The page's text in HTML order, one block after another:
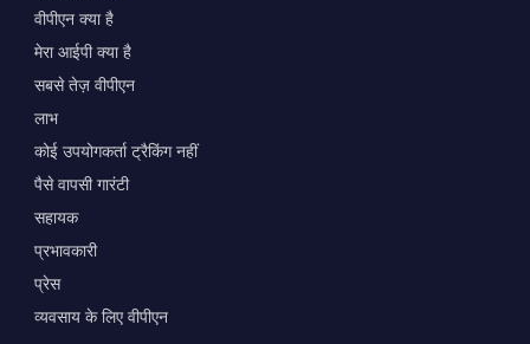
वीपीएन क्या है
मेरा आईपी क्या है
सबसे तेज़ वीपीएन
लाभ
कोई उपयोगकर्ता ट्रैकिंग नहीं
पैसे वापसी गारंटी
सहायक
प्रभावकारी
प्रेस
व्यवसाय के लिए वीपीएन